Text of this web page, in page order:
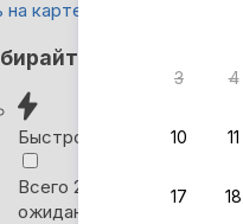
3 4
10 11
17 18
на карте
лучшее
Быстрое бронирование
Всего 2 минуты, без
ожидания ответа от